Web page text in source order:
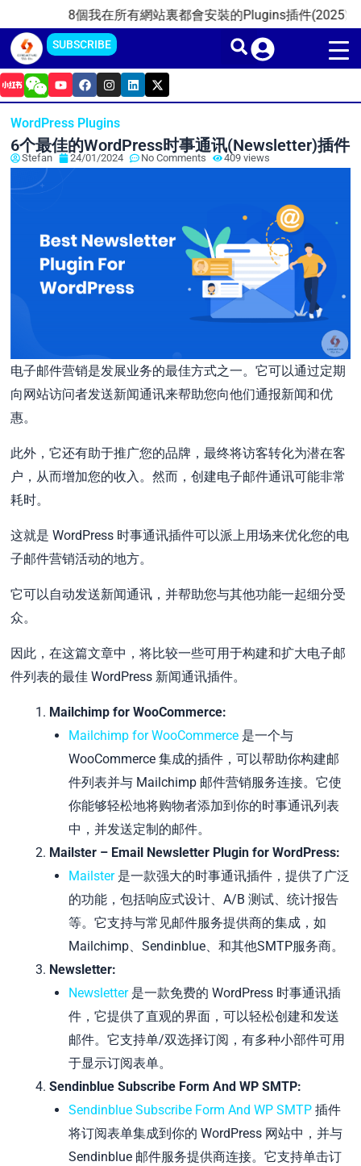
content
8個我在所有網站裏都會安裝的Plugins插件(2025)
SUBSCRIBE
Y
o
u
u
b
e
F
a
c
b
o
o
k
I
n
s
a
r
a
L
i
n
i
n
X
-
t
t
e
WordPress Plugins
6个最佳的WordPress时事通讯(Newsletter)插件
Stefan 24/01/2024 No Comments 409 views
电子邮件营销是发展业务的最佳方式之一。它可以通过定期
向网站访问者发送新闻通讯来帮助您向他们通报新闻和优
惠。
此外，它还有助于推广您的品牌，最终将访客转化为潜在客
户，从而增加您的收入。然而，创建电子邮件通讯可能非常
耗时。
这就是 WordPress 时事通讯插件可以派上用场来优化您的电
子邮件营销活动的地方。
它可以自动发送新闻通讯，并帮助您与其他功能一起细分受
众。
因此，在这篇文章中，将比较一些可用于构建和扩大电子邮
件列表的最佳 WordPress 新闻通讯插件。
Mailchimp for WooCommerce:
Mailchimp for WooCommerce 是一个与
WooCommerce 集成的插件，可以帮助你构建邮
件列表并与 Mailchimp 邮件营销服务连接。它使
你能够轻松地将购物者添加到你的时事通讯列表
中，并发送定制的邮件。
Mailster – Email Newsletter Plugin for WordPress:
Mailster是一款强大的时事通讯插件，提供了广泛
的功能，包括响应式设计、A/B 测试、统计报告
等。它支持与常见邮件服务提供商的集成，如
Mailchimp、Sendinblue、和其他SMTP服务商。
Newsletter:
Newsletter 是一款免费的 WordPress 时事通讯插
件，它提供了直观的界面，可以轻松创建和发送
邮件。它支持单/双选择订阅，有多种小部件可用
于显示订阅表单。
Sendinblue Subscribe Form And WP SMTP:
Sendinblue Subscribe Form And WP SMTP 插件
将订阅表单集成到你的 WordPress 网站中，并与
Sendinblue 邮件服务提供商连接。它支持单击订